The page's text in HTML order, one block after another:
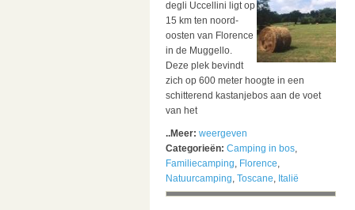
degli Uccellini ligt op
15 km ten noord-
oosten van Florence
in de Muggello.
Deze plek bevindt
zich op 600 meter hoogte in een
schitterend kastanjebos aan de voet
van het
..Meer: weergeven
Categorieën: Camping in bos,
Familiecamping, Florence,
Natuurcamping, Toscane, Italië